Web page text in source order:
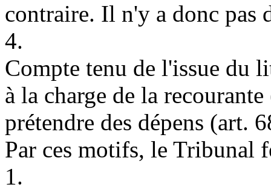
contraire. Il n'y a donc
4.
Compte tenu de l'issue du
à la charge de la recourante
prétendre des dépens (art.
Par ces motifs, le Tribunal
1.